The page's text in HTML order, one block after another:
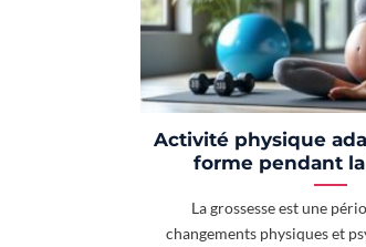
Activité physique
forme pendant
La grossesse est une
changements physiques et